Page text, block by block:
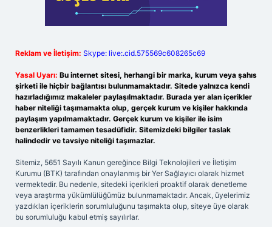
Reklam ve İletişim: Skype: live:.cid.575569c608265c69
Yasal Uyarı: Bu internet sitesi, herhangi bir marka, kurum veya şahıs
şirketi ile hiçbir bağlantısı bulunmamaktadır. Sitede yalnızca kendi
hazırladığımız makaleler paylaşılmaktadır. Burada yer alan içerikler
haber niteliği taşımamakta olup, gerçek kurum ve kişiler hakkında
paylaşım yapılmamaktadır. Gerçek kurum ve kişiler ile isim
benzerlikleri tamamen tesadüfidir. Sitemizdeki bilgiler taslak
halindedir ve tavsiye niteliği taşımazlar.
Sitemiz, 5651 Sayılı Kanun gereğince Bilgi Teknolojileri ve İletişim
Kurumu (BTK) tarafından onaylanmış bir Yer Sağlayıcı olarak hizmet
vermektedir. Bu nedenle, sitedeki içerikleri proaktif olarak denetleme
veya araştırma yükümlülüğümüz bulunmamaktadır. Ancak, üyelerimiz
yazdıkları içeriklerin sorumluluğunu taşımakta olup, siteye üye olarak
bu sorumluluğu kabul etmiş sayılırlar.